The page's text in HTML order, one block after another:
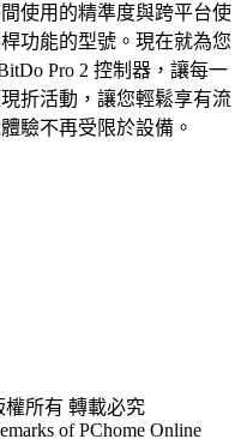
使用的精準度與跨平台使
功能的型號。現在就為您
Pro 2 控制器，讓每一
折活動，讓您輕鬆享有流
驗不再受限於設備。
所有 轉載必究
of PChome Online